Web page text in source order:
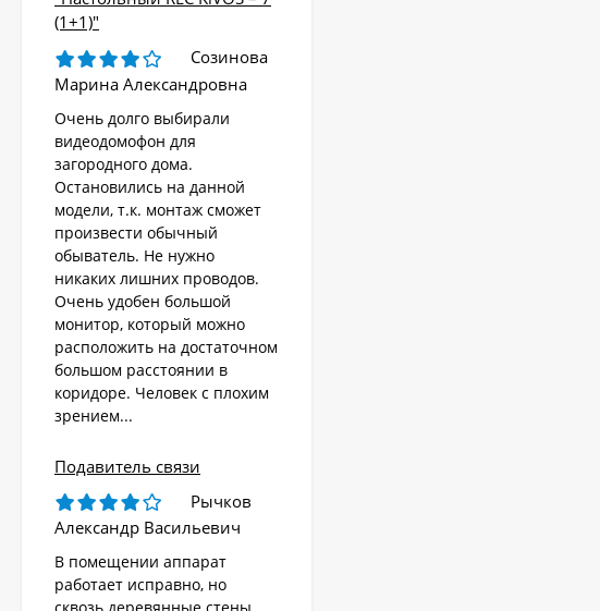
(1+1)"
Созинова
Марина Александровна
Очень долго выбирали
видеодомофон для
загородного дома.
Остановились на данной
модели, т.к. монтаж сможет
произвести обычный
обыватель. Не нужно
никаких лишних проводов.
Очень удобен большой
монитор, который можно
расположить на достаточном
большом расстоянии в
коридоре. Человек с плохим
зрением...
Подавитель связи
Рычков
Александр Васильевич
В помещении аппарат
работает исправно, но